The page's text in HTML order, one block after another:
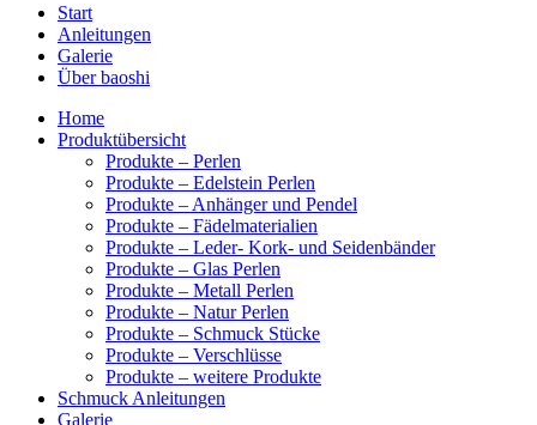
Start
Anleitungen
Galerie
Über baoshi
Home
Produktübersicht
Produkte – Perlen
Produkte – Edelstein Perlen
Produkte – Anhänger und Pendel
Produkte – Fädelmaterialien
Produkte – Leder- Kork- und Seidenbänder
Produkte – Glas Perlen
Produkte – Metall Perlen
Produkte – Natur Perlen
Produkte – Schmuck Stücke
Produkte – Verschlüsse
Produkte – weitere Produkte
Schmuck Anleitungen
Galerie